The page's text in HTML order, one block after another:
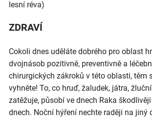
lesní réva)
ZDRAVÍ
Cokoli dnes uděláte dobrého pro oblast
dvojnásob pozitivně, preventivně a
chirurgických zákroků v této oblasti, těm
vyhněte! To, co hruď, žaludek, játra,
zatěžuje, působí ve dnech Raka
dnech. Noční hýření nechte raději na jiný